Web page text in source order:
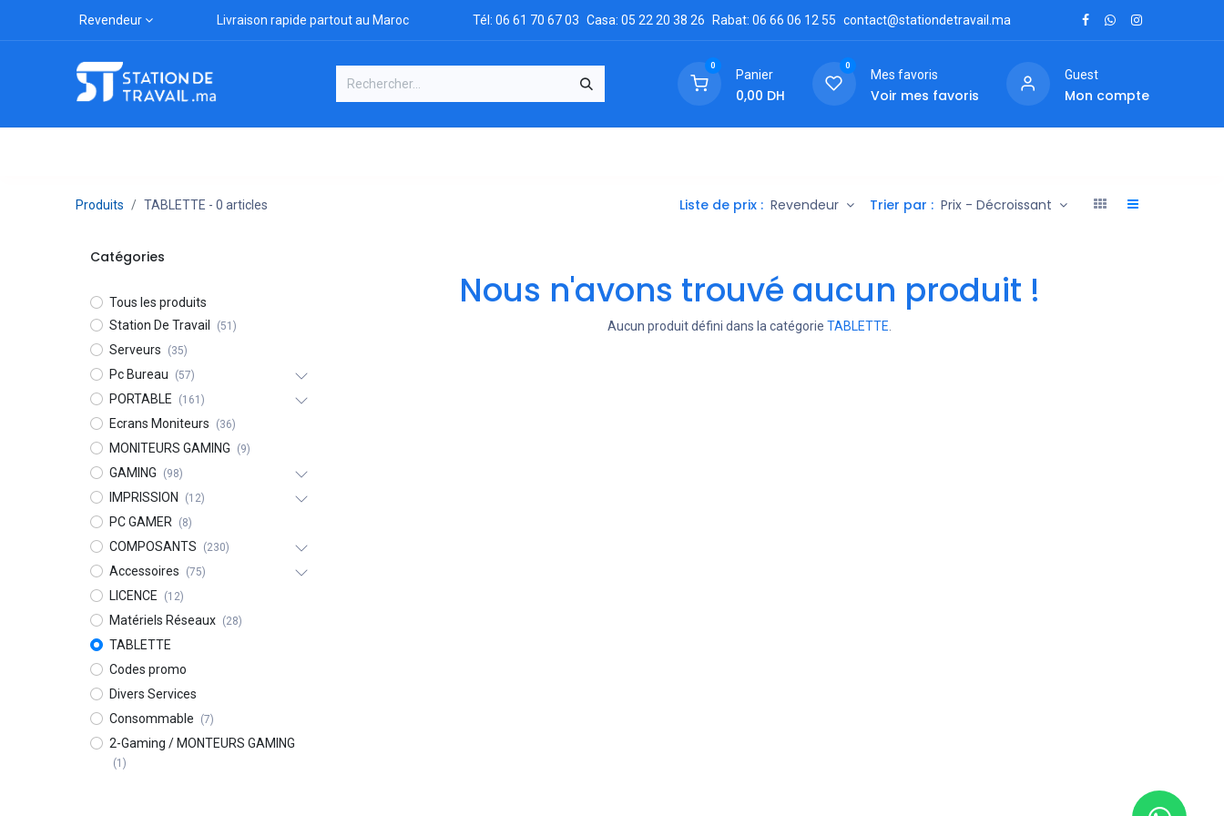
Revendeur Livraison rapide partout au Maroc Tél: 06 61 70 67 03 Casa: 05 22 20 38 26 Rabat: 06 66 06 12 55 contact@stationdetravail.ma
0
Panier
0,00 DH
0
Mes favoris
Voir mes favoris
Guest
Mon compte
Produits TABLETTE - 0 articles Liste de prix : Revendeur Trier par : Prix - Décroissant
Catégories
Tous les produits
Station De Travail
(51)
Serveurs (35)
Pc Bureau (57)
PORTABLE (161)
Ecrans Moniteurs (36)
MONITEURS GAMING (9)
GAMING (98)
IMPRISSION (12)
PC GAMER (8)
COMPOSANTS (230)
Accessoires (75)
LICENCE (12)
Matériels Réseaux (28)
TABLETTE
Codes promo
Divers Services
Consommable
(7)
2-Gaming / MONTEURS GAMING
(1)
Nous n'avons trouvé aucun produit !
Aucun produit défini dans la catégorieTABLETTE.